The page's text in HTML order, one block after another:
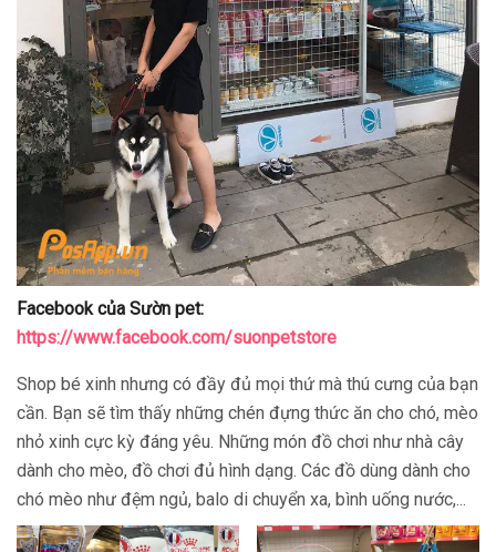
Facebook của Sườn pet:
https://www.facebook.com/suonpetstore
Shop bé xinh nhưng có đầy đủ mọi thứ mà thú cưng của bạn
cần. Bạn sẽ tìm thấy những chén đựng thức ăn cho chó, mèo
nhỏ xinh cực kỳ đáng yêu. Những món đồ chơi như nhà cây
dành cho mèo, đồ chơi đủ hình dạng. Các đồ dùng dành cho
chó mèo như đệm ngủ, balo di chuyển xa, bình uống nước,...